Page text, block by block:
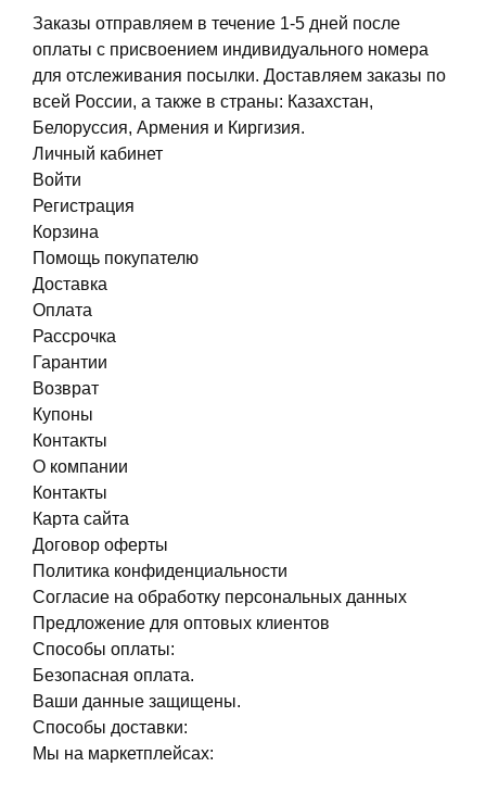
Заказы отправляем в течение 1-5 дней после
оплаты с присвоением индивидуального номера
для отслеживания посылки. Доставляем заказы по
всей России, а также в страны: Казахстан,
Белоруссия, Армения и Киргизия.
Личный кабинет
Войти
Регистрация
Корзина
Помощь покупателю
Доставка
Оплата
Рассрочка
Гарантии
Возврат
Купоны
Контакты
О компании
Контакты
Карта сайта
Договор оферты
Политика конфиденциальности
Согласие на обработку персональных данных
Предложение для оптовых клиентов
Способы оплаты:
Безопасная оплата.
Ваши данные защищены.
Способы доставки:
Мы на маркетплейсах: